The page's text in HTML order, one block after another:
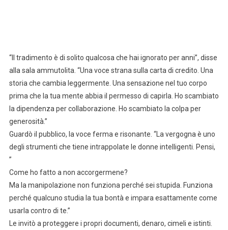
“Il tradimento è di solito qualcosa che hai ignorato per anni”, disse
alla sala ammutolita. “Una voce strana sulla carta di credito. Una
storia che cambia leggermente. Una sensazione nel tuo corpo
prima che la tua mente abbia il permesso di capirla. Ho scambiato
la dipendenza per collaborazione. Ho scambiato la colpa per
generosità.”
Guardò il pubblico, la voce ferma e risonante. “La vergogna è uno
degli strumenti che tiene intrappolate le donne intelligenti. Pensi,
”
Come ho fatto a non accorgermene?
Ma la manipolazione non funziona perché sei stupida. Funziona
perché qualcuno studia la tua bontà e impara esattamente come
usarla contro di te.”
Le invitò a proteggere i propri documenti, denaro, cimeli e istinti.